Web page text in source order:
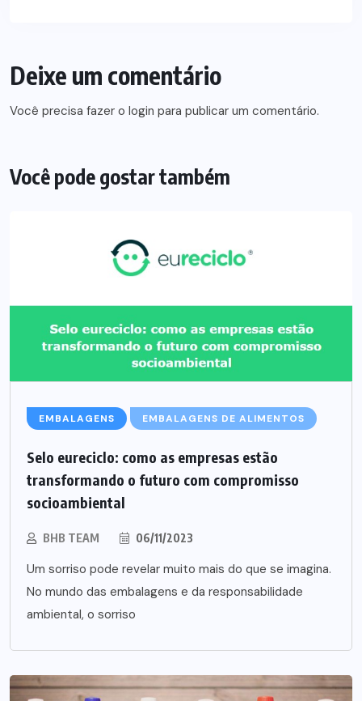
Deixe um comentário
Você precisa fazer o login para publicar um comentário.
Você pode gostar também
EMBALAGENS EMBALAGENS DE ALIMENTOS
Selo eureciclo: como as empresas estão
transformando o futuro com compromisso
socioambiental
BHB TEAM 06/11/2023
Um sorriso pode revelar muito mais do que se imagina.
No mundo das embalagens e da responsabilidade
ambiental, o sorriso